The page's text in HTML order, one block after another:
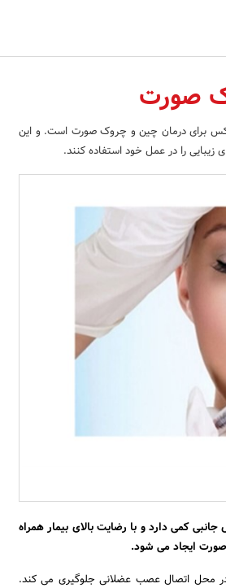
صورت
برای درمان چین و چروک صورت است. و این
را در عمل خود استفاده کنند.
کمی دارد و با رضایت بالای بیمار همراه
ایجاد می شود.
محل اتصال عصب عضلانی جلوگیری می کند.